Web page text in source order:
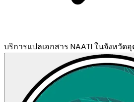
บริการแปลเอกสาร NAATI ในจังหวัด